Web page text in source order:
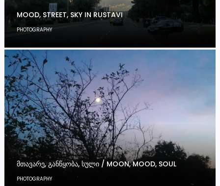
MOOD, STREET, SKY IN RUSTAVI
PHOTOGRAPHY
ᲛᲗᲐᲕᲐᲠᲔ, ᲒᲐᲜᲬᲧᲝᲑᲐ, ᲡᲣᲚᲘ / MOON, MOOD, SOUL
PHOTOGRAPHY